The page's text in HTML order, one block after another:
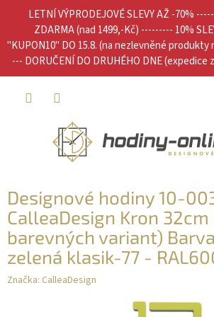
LETNÍ VÝPRODEJOVÉ SLEVY AŽ -70%
ZDARMA (nad 1499,-Kč) --------- 10%
"KUPON10" DO 15.8. (na nezlevněné produkty
--- DORUČENÍ DO DRUHÉHO DNE
Designové hodiny 10-
CalleaDesign Kron 32cm
barevných variant)
zelená klasik-77 -
Značka: CalleaDesign